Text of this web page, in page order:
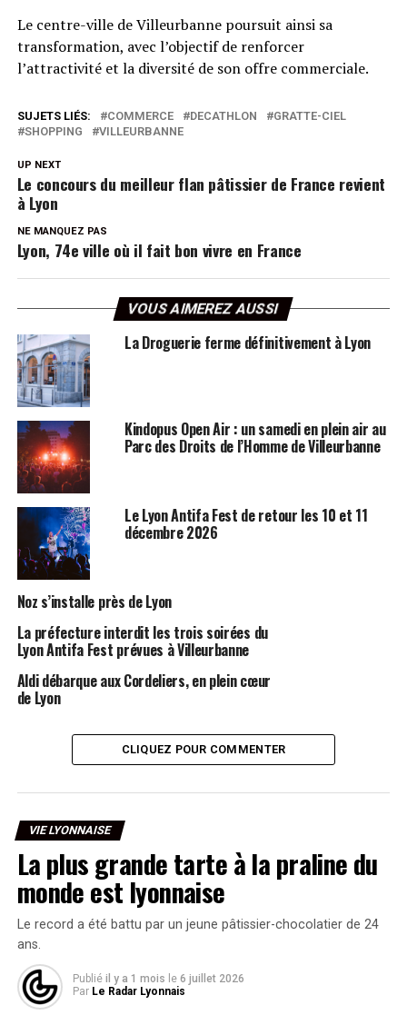
Le centre-ville de Villeurbanne poursuit ainsi sa
transformation, avec l’objectif de renforcer
l’attractivité et la diversité de son offre commerciale.
SUJETS LIÉS: COMMERCE DECATHLON
GRATTE-CIEL
SHOPPING
VILLEURBANNE
UP NEXT
Le concours du meilleur flan pâtissier de France revient
à Lyon
NE MANQUEZ PAS
Lyon, 74e ville où il fait bon vivre en France
VOUS AIMEREZ AUSSI
La Droguerie ferme définitivement à Lyon
Kindopus Open Air : un samedi en plein air au
Parc des Droits de l’Homme de Villeurbanne
Le Lyon Antifa Fest de retour les 10 et 11
décembre 2026
Noz s’installe près de Lyon
La préfecture interdit les trois soirées du
Lyon Antifa Fest prévues à Villeurbanne
Aldi débarque aux Cordeliers, en plein cœur
de Lyon
CLIQUEZ POUR COMMENTER
VIE LYONNAISE
La plus grande tarte à la praline du
monde est lyonnaise
Le record a été battu par un jeune pâtissier-chocolatier de 24
ans.
Publié il y a 1 mois le 6 juillet 2026
Par Le Radar Lyonnais